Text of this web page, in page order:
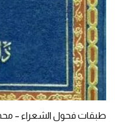
طبقات فحول الشعراء –